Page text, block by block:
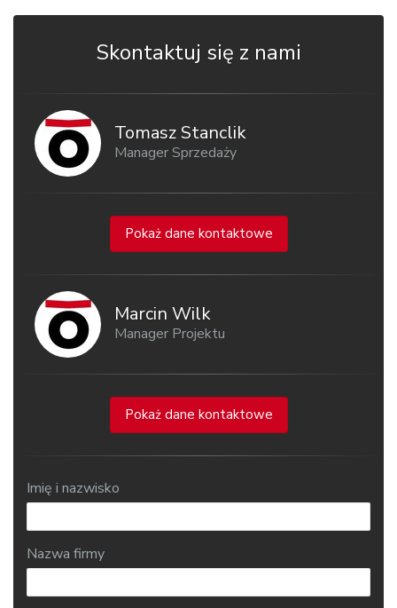
Skontaktuj się z nami
Tomasz Stanclik
Manager Sprzedaży
Pokaż dane kontaktowe
Marcin Wilk
Manager Projektu
Pokaż dane kontaktowe
Imię i nazwisko
Nazwa firmy